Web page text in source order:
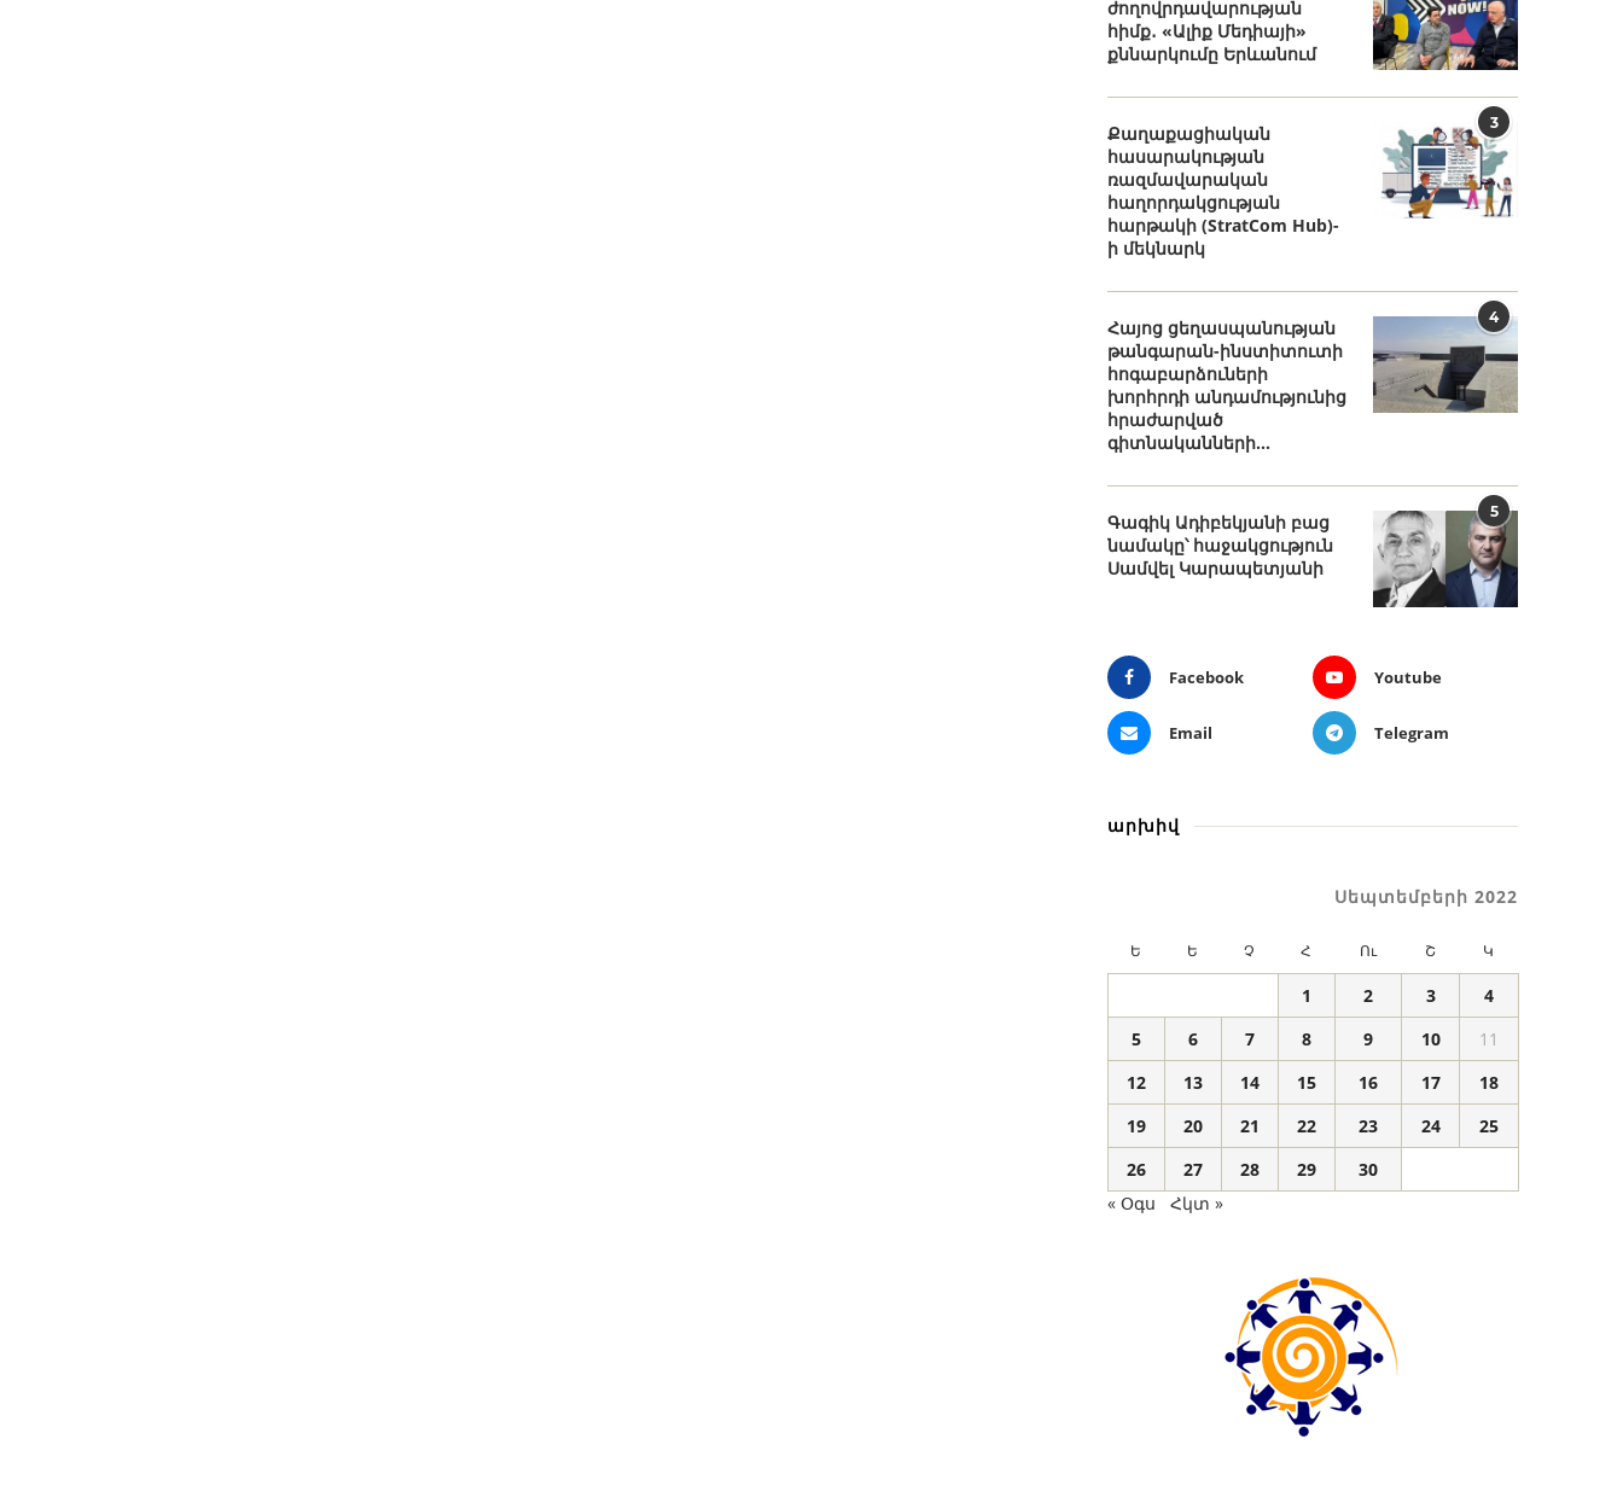
ժողովրդավարության
հիմք․ «Ալիք Մեդիայի»
քննարկումը Երևանում
3
Քաղաքացիական
հասարակության
ռազմավարական
հաղորդակցության
հարթակի (StratCom Hub)-
ի մեկնարկ
4
Հայոց ցեղասպանության
թանգարան-ինստիտուտի
հոգաբարձուների
խորհրդի անդամությունից
հրաժարված
գիտնականների...
5
Գագիկ Ադիբեկյանի բաց
նամակը՝ հաջակցություն
Սամվել Կարապետյանի
Facebook Youtube
Email Telegram
արխիվ
Սեպտեմբերի 2022
Ե Ե Չ Հ Ու Շ Կ
1 2 3
4
5
6 7 8 9 10
11
12
13 14 15 16 17
18
19
20 21 22 23 24
25
26
27 28 29
30
« Օգս
Հկտ »